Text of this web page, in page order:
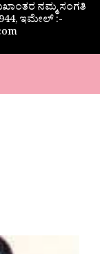
ನಮ್ಮ ಸಂಗತಿ
ಇಮೇಲ್ :-